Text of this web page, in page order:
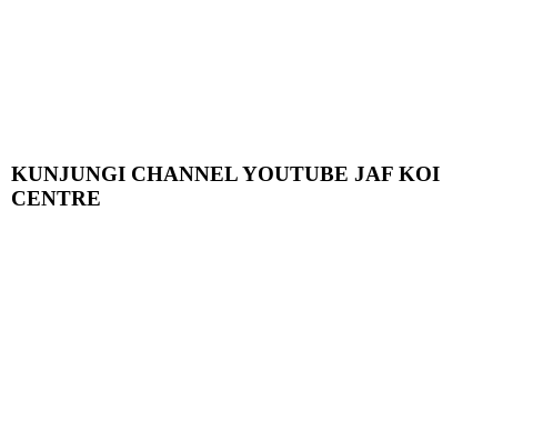
KUNJUNGI CHANNEL YOUTUBE JAF KOI
CENTRE